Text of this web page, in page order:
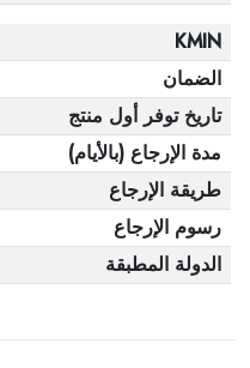
KMIN
الضمان
تاريخ توفر أول منتج
مدة الإرجاع (بالأيام)
طريقة الإرجاع
رسوم الإرجاع
الدولة المطبقة